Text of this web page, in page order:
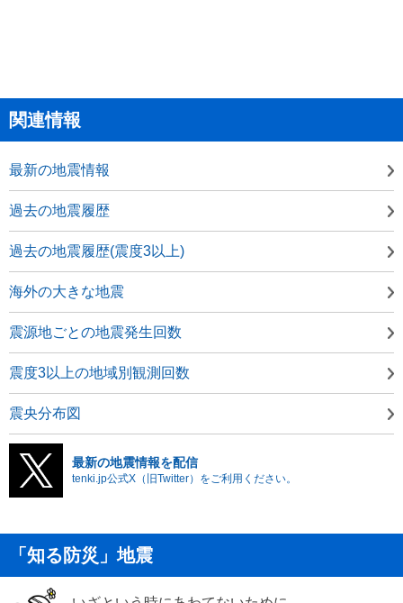
関連情報
最新の地震情報
過去の地震履歴
過去の地震履歴(震度3以上)
海外の大きな地震
震源地ごとの地震発生回数
震度3以上の地域別観測回数
震央分布図
最新の地震情報を配信
tenki.jp公式X（旧Twitter）をご利用ください。
「知る防災」地震